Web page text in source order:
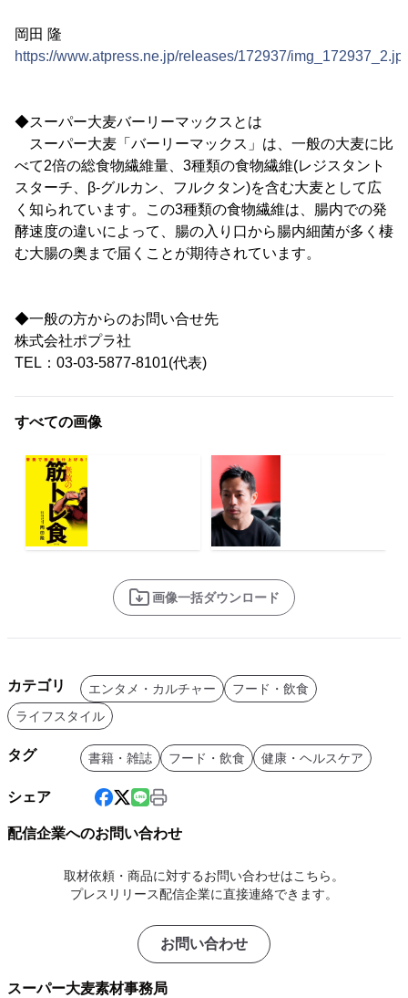
岡田 隆
https://www.atpress.ne.jp/releases/172937/
◆スーパー大麦バーリーマックスとは
スーパー大麦「バーリーマックス」は、一般の大麦に比
べて2倍の総食物繊維量、3種類の食物繊維(レジスタント
スターチ、β-グルカン、フルクタン)を含む大麦として広
く知られています。この3種類の食物繊維は、腸内での発
酵速度の違いによって、腸の入り口から腸内細菌が多く棲
む大腸の奥まで届くことが期待されています。
◆一般の方からのお問い合せ先
株式会社ポプラ社
TEL：03-03-5877-8101(代表)
すべての画像
画像一括ダウンロード
カテゴリ エンタメ・カルチャー
フード・飲食
ライフスタイル
タグ 書籍・雑誌 フード・飲食 健康・ヘルスケア
シェア
配信企業へのお問い合わせ
取材依頼・商品に対するお問い合わせはこちら。
プレスリリース配信企業に直接連絡できます。
お問い合わせ
スーパー大麦素材事務局